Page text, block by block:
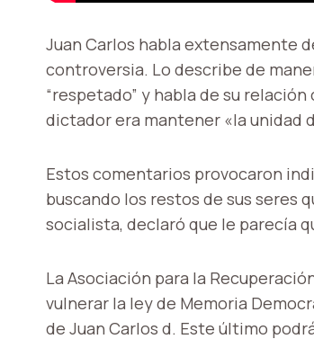
Juan Carlos habla extensamente
controversia. Lo describe de
“respetado” y habla de su
dictador era mantener «la unidad
Estos comentarios provocaron
buscando los restos de sus seres
socialista, declaró que le parecía
La Asociación para la
vulnerar la ley de Memoria
de Juan Carlos d. Este último